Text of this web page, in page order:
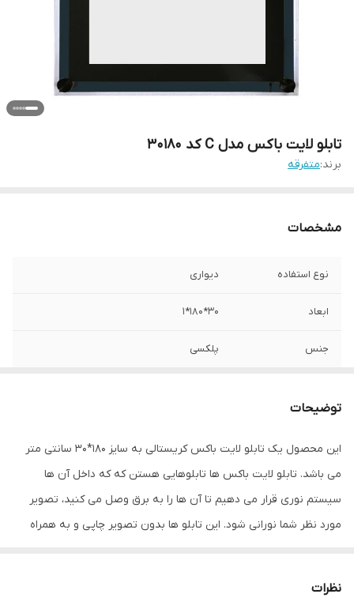
تابلو لایت باکس مدل C کد 30180
برند:متفرقه
مشخصات
نوع استفاده دیواری
ابعاد 30*180*1
جنس پلکسی
توضیحات
این محصول یک تابلو لایت باکس کریستالی به سایز 180*30 سانتی متر
می باشد. تابلو لایت باکس ها تابلوهایی هستن که که داخل آن ها
سیستم نوری قرار می دهیم تا آن ها را به برق وصل می کنید، تصویر
مورد نظر شما نورانی شود. این تابلو ها بدون تصویر چاپی و به همراه
داخل این لایت باکس ها قرار بدهید. انجام این کار راحت است فقط کافیه
نظرات